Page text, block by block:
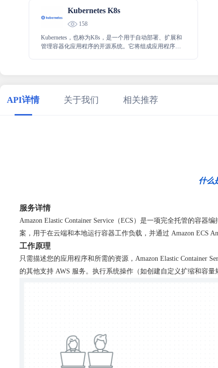
Kubernetes K8s
158
Kubernetes，也称为K8s，是一个用于自动部署、扩展和
管理容器化应用程序的开源系统。它将组成应用程序的
API详情 关于我们 相关推荐
什么
服务详情
Amazon Elastic Container Service（ECS）是一项完全托管的容
案，用于在云端和本地运行容器工作负载，并通过 Amazon ECS
工作原理
只需描述您的应用程序和所需的资源，Amazon Elastic Container
的其他支持 AWS 服务。执行系统操作（如创建自定义扩缩和容